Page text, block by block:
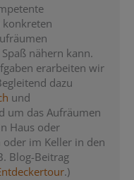
nähern kann.
erarbeiten wir
dazu
und
um das Aufräumen
Haus oder
im Keller in den
Blog-Beitrag
.)